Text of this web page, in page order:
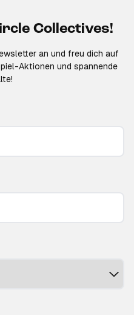
Collectives!
an und freu dich auf
Aktionen und spannende